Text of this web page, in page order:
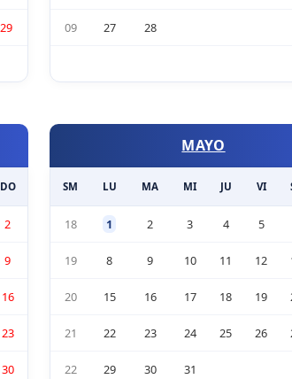
29 09 27 28
DO
2
9
16
23
30
MAYO
SM LU MA MI JU VI
18 1 2 3 4 5
19 8 9 10 11 12
20 15 16 17 18 19
21 22 23 24 25 26
22 29 30 31